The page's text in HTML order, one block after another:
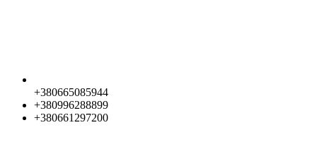
+380665085944
+380996288899
+380661297200